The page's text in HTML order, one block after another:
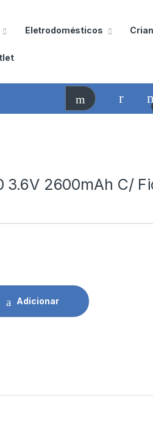
Eletrodomésticos
3.6V 2600mAh C/
C/ Fios Saft quantidade
Adicionar